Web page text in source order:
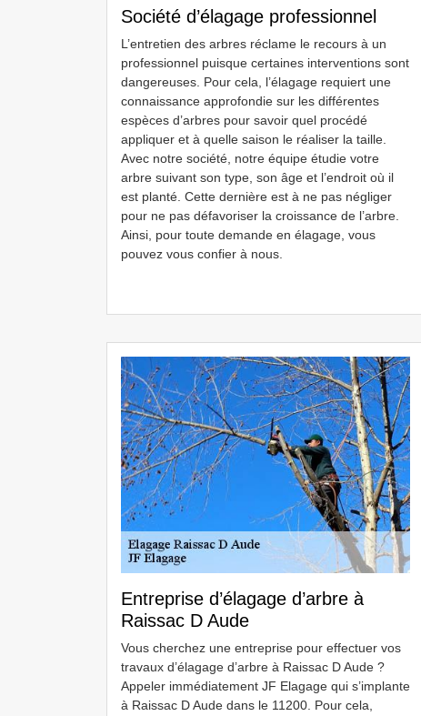
Société d’élagage professionnel
L’entretien des arbres réclame le recours à un
professionnel puisque certaines interventions sont
dangereuses. Pour cela, l’élagage requiert une
connaissance approfondie sur les différentes
espèces d’arbres pour savoir quel procédé
appliquer et à quelle saison le réaliser la taille.
Avec notre société, notre équipe étudie votre
arbre suivant son type, son âge et l’endroit où il
est planté. Cette dernière est à ne pas négliger
pour ne pas défavoriser la croissance de l’arbre.
Ainsi, pour toute demande en élagage, vous
pouvez vous confier à nous.
Entreprise d’élagage d’arbre à
Raissac D Aude
Vous cherchez une entreprise pour effectuer vos
travaux d’élagage d’arbre à Raissac D Aude ?
Appeler immédiatement JF Elagage qui s’implante
à Raissac D Aude dans le 11200. Pour cela,